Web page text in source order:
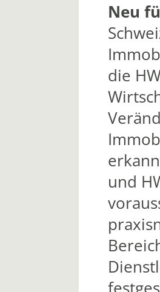
Neu
die
und